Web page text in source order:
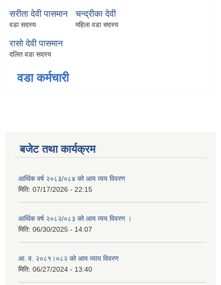
सरीता देवी पासमान
वडा सदस्य
चन्द्रीका देवी
महिला वडा सदस्य
रासो देवी पासमान
दलित वडा सदस्य
वडा कर्मचारी
बजेट तथा कार्यक्रम
आर्थिक वर्ष २०८३/०८४ को आय व्यय विवरण
मिति: 07/17/2026 - 22:15
आर्थिक वर्ष २०८२/०८३ को आय व्यय विवरण ।
मिति: 06/30/2025 - 14:07
आ. व. २०८१।०८२ को आय व्याय विवरण
मिति: 06/27/2024 - 13:40